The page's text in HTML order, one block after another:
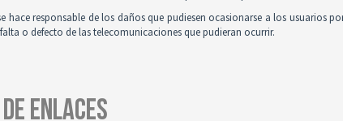
hace responsable de los daños que pudiesen ocasionarse a los usuarios
o defecto de las telecomunicaciones que pudieran ocurrir.
ENLACES